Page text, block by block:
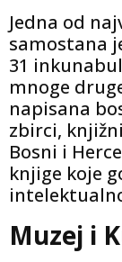
Jedna od
samostana
31
mnoge
napisana
zbirci,
Bosni i
knjige koje
Muzej i